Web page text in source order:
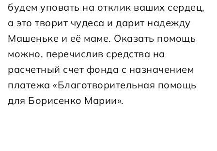
будем уповать на отклик ваших сердец,
а это творит чудеса и дарит надежду
Машеньке и её маме. Оказать помощь
можно, перечислив средства на
расчетный счет фонда с назначением
платежа «Благотворительная помощь
для Борисенко Марии».